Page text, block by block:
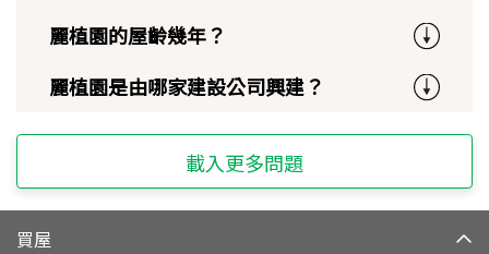
麗植園的屋齡幾年？
麗植園是由哪家建設公司興建？
載入更多問題
買屋